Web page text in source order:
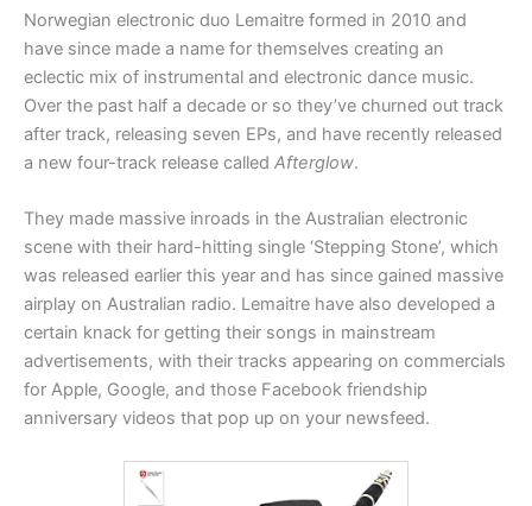
Norwegian electronic duo Lemaitre formed in 2010 and
have since made a name for themselves creating an
eclectic mix of instrumental and electronic dance music.
Over the past half a decade or so they’ve churned out track
after track, releasing seven EPs, and have recently released
a new four-track release called Afterglow.
They made massive inroads in the Australian electronic
scene with their hard-hitting single ‘Stepping Stone’, which
was released earlier this year and has since gained massive
airplay on Australian radio. Lemaitre have also developed a
certain knack for getting their songs in mainstream
advertisements, with their tracks appearing on commercials
for Apple, Google, and those Facebook friendship
anniversary videos that pop up on your newsfeed.